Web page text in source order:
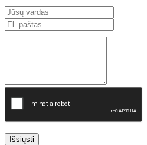
Išsiųsti